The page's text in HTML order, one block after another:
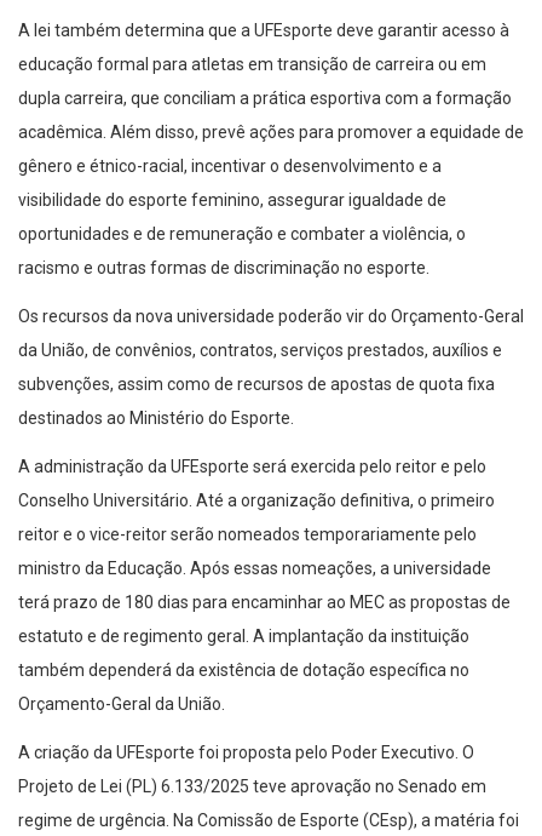
A lei também determina que a UFEsporte deve garantir acesso à
educação formal para atletas em transição de carreira ou em
dupla carreira, que conciliam a prática esportiva com a formação
acadêmica. Além disso, prevê ações para promover a equidade de
gênero e étnico-racial, incentivar o desenvolvimento e a
visibilidade do esporte feminino, assegurar igualdade de
oportunidades e de remuneração e combater a violência, o
racismo e outras formas de discriminação no esporte.
Os recursos da nova universidade poderão vir do Orçamento-Geral
da União, de convênios, contratos, serviços prestados, auxílios e
subvenções, assim como de recursos de apostas de quota fixa
destinados ao Ministério do Esporte.
A administração da UFEsporte será exercida pelo reitor e pelo
Conselho Universitário. Até a organização definitiva, o primeiro
reitor e o vice-reitor serão nomeados temporariamente pelo
ministro da Educação. Após essas nomeações, a universidade
terá prazo de 180 dias para encaminhar ao MEC as propostas de
estatuto e de regimento geral. A implantação da instituição
também dependerá da existência de dotação específica no
Orçamento-Geral da União.
A criação da UFEsporte foi proposta pelo Poder Executivo. O
Projeto de Lei (PL) 6.133/2025 teve aprovação no Senado em
regime de urgência. Na Comissão de Esporte (CEsp), a matéria foi